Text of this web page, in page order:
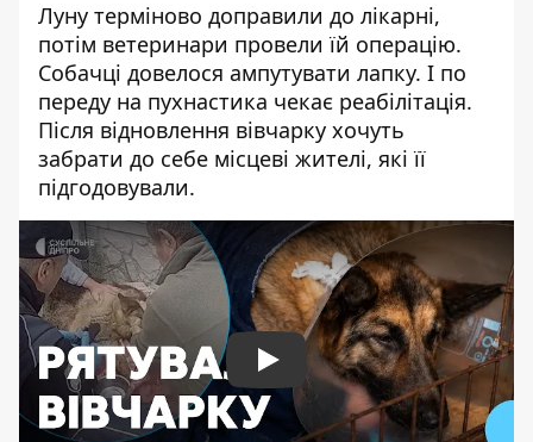
Луну терміново доправили до лікарні,
потім ветеринари провели їй операцію.
Собачці довелося ампутувати лапку. І по
переду на пухнастика чекає реабілітація.
Після відновлення вівчарку хочуть
забрати до себе місцеві жителі, які її
підгодовували.
Play